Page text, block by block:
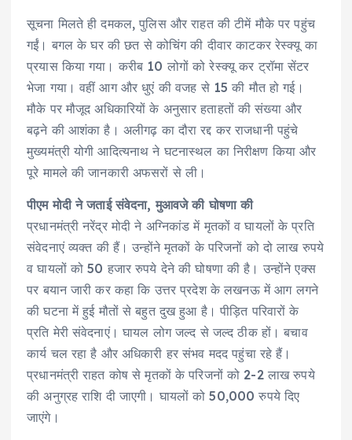
सूचना मिलते ही दमकल, पुलिस और राहत की टीमें मौके पर पहुंच
गईं। बगल के घर की छत से कोचिंग की दीवार काटकर रेस्क्यू का
प्रयास किया गया। करीब 10 लोगों को रेस्क्यू कर ट्रॉमा सेंटर
भेजा गया। वहीं आग और धुएं की वजह से 15 की मौत हो गई।
मौके पर मौजूद अधिकारियों के अनुसार हताहतों की संख्या और
बढ़ने की आशंका है। अलीगढ़ का दौरा रद्द कर राजधानी पहुंचे
मुख्यमंत्री योगी आदित्यनाथ ने घटनास्थल का निरीक्षण किया और
पूरे मामले की जानकारी अफसरों से ली।
पीएम मोदी ने जताई संवेदना, मुआवजे की घोषणा की
प्रधानमंत्री नरेंद्र मोदी ने अग्निकांड में मृतकों व घायलों के प्रति
संवेदनाएं व्यक्त की हैं। उन्होंने मृतकों के परिजनों को दो लाख रुपये
व घायलों को 50 हजार रुपये देने की घोषणा की है। उन्होंने एक्स
पर बयान जारी कर कहा कि उत्तर प्रदेश के लखनऊ में आग लगने
की घटना में हुई मौतों से बहुत दुख हुआ है। पीड़ित परिवारों के
प्रति मेरी संवेदनाएं। घायल लोग जल्द से जल्द ठीक हों। बचाव
कार्य चल रहा है और अधिकारी हर संभव मदद पहुंचा रहे हैं।
प्रधानमंत्री राहत कोष से मृतकों के परिजनों को 2-2 लाख रुपये
की अनुग्रह राशि दी जाएगी। घायलों को 50,000 रुपये दिए
जाएंगे।